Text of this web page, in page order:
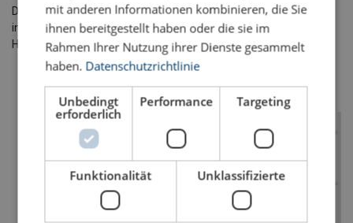
Dank unserem hausinternen Engineering können wir Ihnen
individuelle Sonderlösungen für Ihre persönlichen
Hebeandforderungen bieten - made in Germany.
mit anderen Informationen kombinieren, die Sie
ihnen bereitgestellt haben oder die sie im
Rahmen Ihrer Nutzung ihrer Dienste gesammelt
haben. Datenschutzrichtlinie
Unbedingt
erforderlich
Performance Targeting
Funktionalität Unklassifizierte